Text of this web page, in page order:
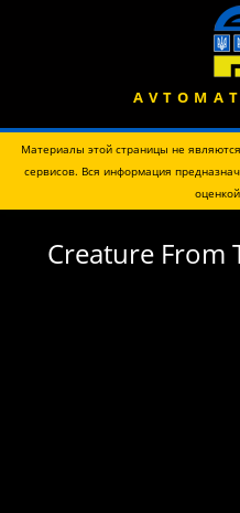
Материалы этой страницы не
сервисов. Вся информация
Creature From